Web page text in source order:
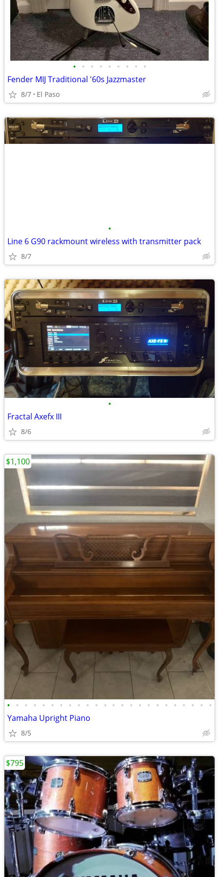
• • • • • • • • •
Fender MIJ Traditional '60s Jazzmaster
8/7 El Paso
•
Line 6 G90 rackmount wireless with transmitter pack
8/7
•
Fractal Axefx III
8/6
• • • • • • • • • • • • • • • • • • • • • • • •
Yamaha Upright Piano
8/5
$1,100
$795